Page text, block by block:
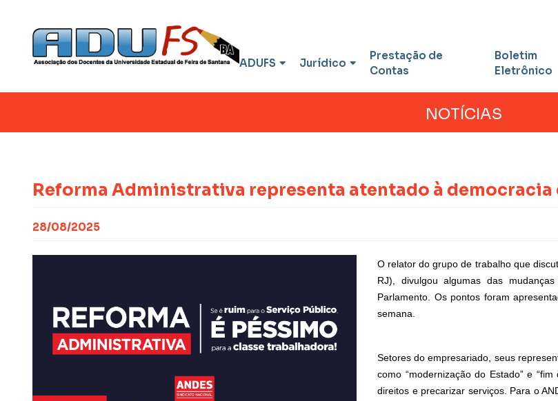
ADUFS Jurídico
Prestação de
Contas
Boletim
Eletrônico
NOTÍCIAS
Reforma Administrativa representa atentado à
28/08/2025
O relator do grupo de trabalho que
RJ), divulgou algumas das
Parlamento. Os pontos foram
semana.
Setores do empresariado, seus
como “modernização do Estado” e
direitos e precarizar serviços. Para o